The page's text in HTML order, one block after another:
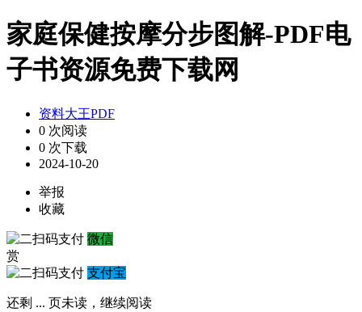
家庭保健按摩分步图解-PDF电
子书资源免费下载网
资料大王PDF
0 次阅读
0 次下载
2024-10-20
举报
收藏
微信
赏
支付宝
还剩 ... 页未读， 继续阅读